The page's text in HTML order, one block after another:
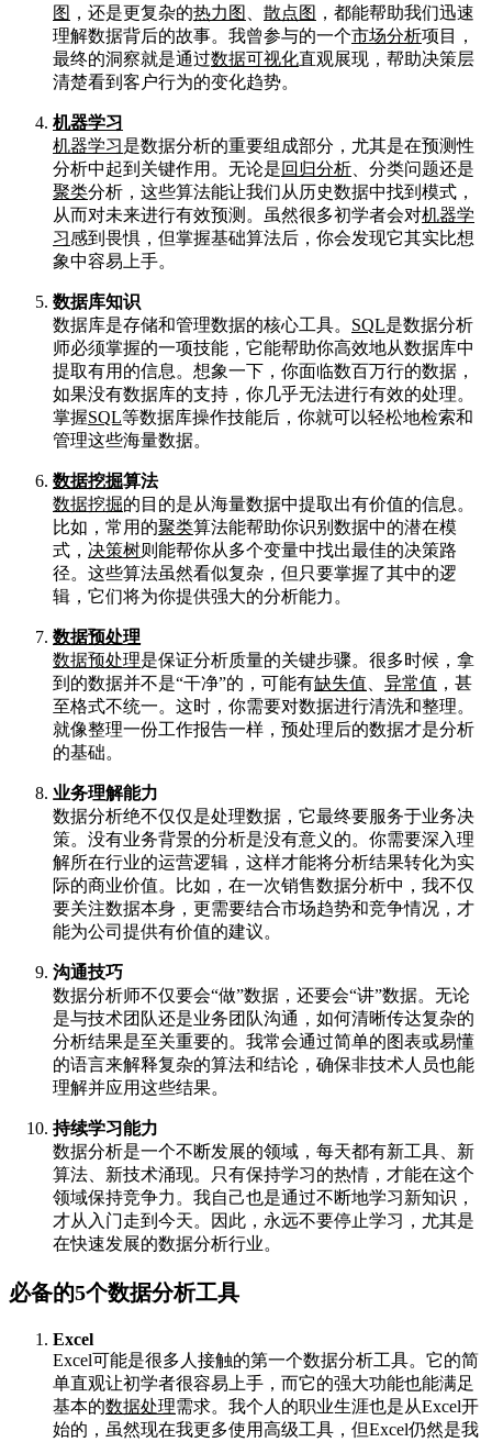
图 ，还是更复杂的热力图 散点图 ，都能帮助我们迅速
理解数据背后的故事。我曾参与的一个市场分析项目，
最终的洞察就是通过数据可视化直观展现，帮助决策层
清楚看到客户行为的变化趋势。
机器学习
机器学习是数据分析的重要组成部分，尤其是在预测性
分析中起到关键作用。无论是回归分析 、分类问题还是
聚类分析，这些算法能让我们从历史数据中找到模式，
从而对未来进行有效预测。虽然很多初学者会对机器学
习感到畏惧，但掌握基础算法后，你会发现它其实比想
象中容易上手。
数据库知识
数据库是存储和管理数据的核心工具。 SQL是数据分析
师必须掌握的一项技能，它能帮助你高效地从数据库中
提取有用的信息。想象一下，你面临数百万行的数据，
如果没有数据库的支持，你几乎无法进行有效的处理。
掌握SQL等数据库操作技能后，你就可以轻松地检索和
管理这些海量数据。
数据挖掘算法
数据挖掘的目的是从海量数据中提取出有价值的信息。
比如，常用的聚类算法能帮助你识别数据中的潜在模
式， 决策树则能帮你从多个变量中找出最佳的决策路
径。这些算法虽然看似复杂，但只要掌握了其中的逻
辑，它们将为你提供强大的分析能力。
数据预处理
数据预处理是保证分析质量的关键步骤。很多时候，拿
到的数据并不是“干净”的，可能有缺失值 异常值 ，甚
至格式不统一。这时，你需要对数据进行清洗和整理。
就像整理一份工作报告一样，预处理后的数据才是分析
的基础。
业务理解能力
数据分析绝不仅仅是处理数据，它最终要服务于业务决
策。没有业务背景的分析是没有意义的。你需要深入理
解所在行业的运营逻辑，这样才能将分析结果转化为实
际的商业价值。比如，在一次销售数据分析中，我不仅
要关注数据本身，更需要结合市场趋势和竞争情况，才
能为公司提供有价值的建议。
沟通技巧
数据分析师不仅要会“做”数据，还要会“讲”数据。无论
是与技术团队还是业务团队沟通，如何清晰传达复杂的
分析结果是至关重要的。我常会通过简单的图表或易懂
的语言来解释复杂的算法和结论，确保非技术人员也能
理解并应用这些结果。
持续学习能力
数据分析是一个不断发展的领域，每天都有新工具、新
算法、新技术涌现。只有保持学习的热情，才能在这个
领域保持竞争力。我自己也是通过不断地学习新知识，
才从入门走到今天。因此，永远不要停止学习，尤其是
在快速发展的数据分析行业。
必备的5个数据分析工具
Excel
Excel可能是很多人接触的第一个数据分析工具。它的简
单直观让初学者很容易上手，而它的强大功能也能满足
基本的数据处理需求。我个人的职业生涯也是从Excel开
始的，虽然现在我更多使用高级工具，但Excel仍然是我